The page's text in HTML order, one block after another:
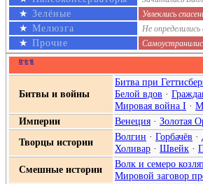
★ Зелёные Увлеклись
★ Мелюзга Не определились
★ Прочие
п·о·в
Битвы и войны
Битва при
Белой вдов ·
Мировая война I ·
Империи
Венеция · Золотая
Творцы истории
Волгин · Горбачёв ·
Холивар · Швейк ·
Смешные истории
Волк и семеро
Мировой заговор